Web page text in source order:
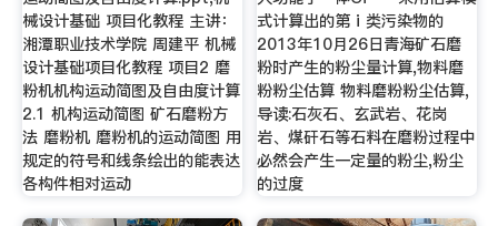
械设计基础 项目化教程 主讲：
湘潭职业技术学院 周建平 机械
设计基础项目化教程 项目2 磨
粉机机构运动简图及自由度计算
2.1 机构运动简图 矿石磨粉方
法 磨粉机 磨粉机的运动简图 用
规定的符号和线条绘出的能表达
各构件相对运动
式计算出的第 i 类污染物的
2013年10月26日青海矿石磨
粉时产生的粉尘量计算,物料磨
粉粉尘估算 物料磨粉粉尘估算,
导读:石灰石、玄武岩、花岗
岩、煤矸石等石料在磨粉过程中
必然会产生一定量的粉尘,粉尘
的过度